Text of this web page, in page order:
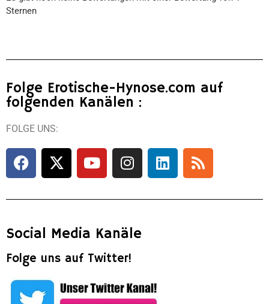
Sternen
Folge Erotische-Hynose.com auf
folgenden Kanälen :
FOLGE UNS:
Social Media Kanäle
Folge uns auf Twitter!